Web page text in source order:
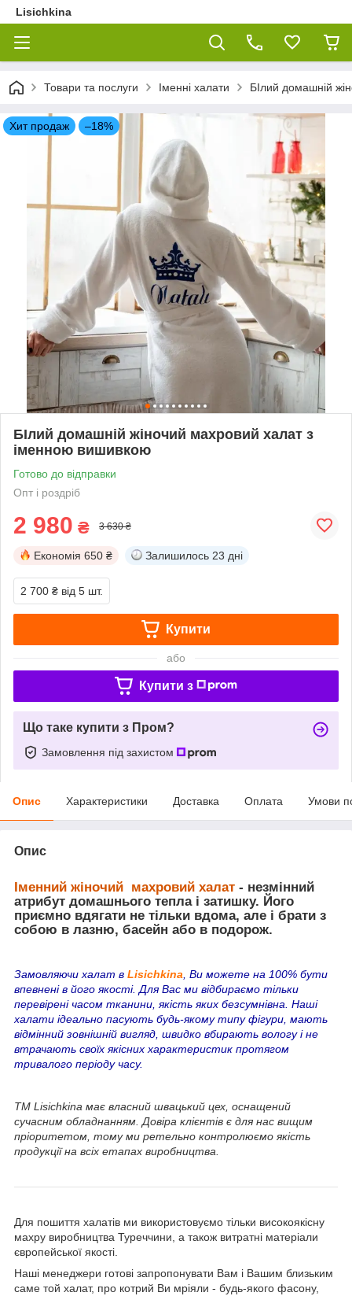
Lisichkina
Товари та послуги Іменні халати БІлий домашній
Хит продаж –18%
БІлий домашній жіночий махровий халат з
іменною вишивкою
Готово до відправки
Опт і роздріб
2 980 ₴ 3 630 ₴
Економія 650 ₴ Залишилось 23 дні
2 700 ₴ від 5 шт.
Купити
або
Купити з
Що таке купити з Пром?
Замовлення під захистом
Опис Характеристики Доставка Оплата Умови
Опис
Іменний жіночий махровий халат - незмінний
атрибут домашнього тепла і затишку. Його
приємно вдягати не тільки вдома, але і брати з
собою в лазню, басейн або в подорож.
Замовляючи халат в Lisichkina, Ви можете на 100% бути
впевнені в його якості. Для Вас ми відбираємо тільки
перевірені часом тканини, якість яких безсумнівна. Наші
халати ідеально пасують будь-якому типу фігури, мають
відмінний зовнішній вигляд, швидко вбирають вологу і не
втрачають своїх якісних характеристик протягом
тривалого періоду часу.
ТМ Lisichkina має власний швацький цех, оснащений
сучасним обладнанням. Довіра клієнтів є для нас вищим
пріоритетом, тому ми ретельно контролюємо якість
продукції на всіх етапах виробництва.
Для пошиття халатів ми використовуємо тільки високоякісну
махру виробництва Туреччини, а також витратні матеріали
європейської якості.
Наші менеджери готові запропонувати Вам і Вашим близьким
саме той халат, про котрий Ви мріяли - будь-якого фасону,